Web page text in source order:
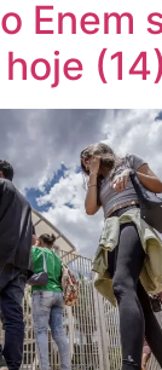
Enem
(14)